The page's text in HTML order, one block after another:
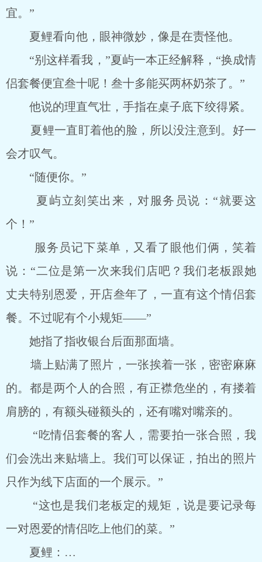
宜。”
夏鲤看向他，眼神微妙，像是在责怪他。
“别这样看我，”夏屿一本正经解释，“换成情
侣套餐便宜叁十呢！叁十多能买两杯奶茶了。”
他说的理直气壮，手指在桌子底下绞得紧。
夏鲤一直盯着他的脸，所以没注意到。好一
会才叹气。
“随便你。”
夏屿立刻笑出来，对服务员说：“就要这
个！”
服务员记下菜单，又看了眼他们俩，笑着
说：“二位是第一次来我们店吧？我们老板跟她
丈夫特别恩爱，开店叁年了，一直有这个情侣套
餐。不过呢有个小规矩――”
她指了指收银台后面那面墙。
墙上贴满了照片，一张挨着一张，密密麻麻
的。都是两个人的合照，有正襟危坐的，有搂着
肩膀的，有额头碰额头的，还有嘴对嘴亲的。
“吃情侣套餐的客人，需要拍一张合照，我
们会洗出来贴墙上。我们可以保证，拍出的照片
只作为线下店面的一个展示。”
“这也是我们老板定的规矩，说是要记录每
一对恩爱的情侣吃上他们的菜。”
夏鲤：…